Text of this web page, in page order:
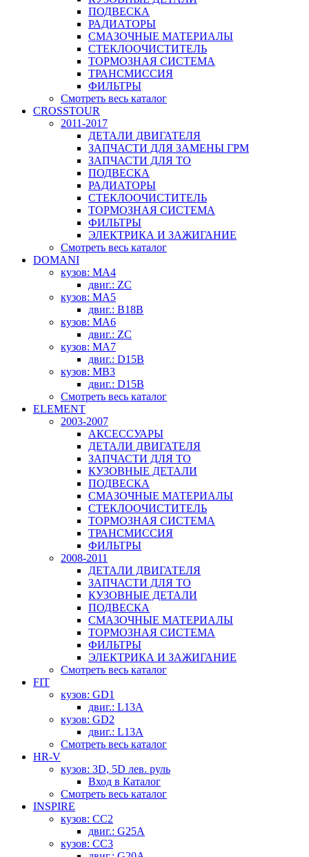
ПОДВЕСКА
РАДИАТОРЫ
СМАЗОЧНЫЕ МАТЕРИАЛЫ
СТЕКЛООЧИСТИТЕЛЬ
ТОРМОЗНАЯ СИСТЕМА
ТРАНСМИССИЯ
ФИЛЬТРЫ
Смотреть весь каталог
CROSSTOUR
2011-2017
ДЕТАЛИ ДВИГАТЕЛЯ
ЗАПЧАСТИ ДЛЯ ЗАМЕНЫ ГРМ
ЗАПЧАСТИ ДЛЯ ТО
ПОДВЕСКА
РАДИАТОРЫ
СТЕКЛООЧИСТИТЕЛЬ
ТОРМОЗНАЯ СИСТЕМА
ФИЛЬТРЫ
ЭЛЕКТРИКА И ЗАЖИГАНИЕ
Смотреть весь каталог
DOMANI
кузов: MA4
двиг.: ZC
кузов: MA5
двиг.: B18B
кузов: MA6
двиг.: ZC
кузов: MA7
двиг.: D15B
кузов: MB3
двиг.: D15B
Смотреть весь каталог
ELEMENT
2003-2007
АКСЕССУАРЫ
ДЕТАЛИ ДВИГАТЕЛЯ
ЗАПЧАСТИ ДЛЯ ТО
КУЗОВНЫЕ ДЕТАЛИ
ПОДВЕСКА
СМАЗОЧНЫЕ МАТЕРИАЛЫ
СТЕКЛООЧИСТИТЕЛЬ
ТОРМОЗНАЯ СИСТЕМА
ТРАНСМИССИЯ
ФИЛЬТРЫ
2008-2011
ДЕТАЛИ ДВИГАТЕЛЯ
ЗАПЧАСТИ ДЛЯ ТО
КУЗОВНЫЕ ДЕТАЛИ
ПОДВЕСКА
СМАЗОЧНЫЕ МАТЕРИАЛЫ
ТОРМОЗНАЯ СИСТЕМА
ФИЛЬТРЫ
ЭЛЕКТРИКА И ЗАЖИГАНИЕ
Смотреть весь каталог
FIT
кузов: GD1
двиг.: L13A
кузов: GD2
двиг.: L13A
Смотреть весь каталог
HR-V
кузов: 3D, 5D лев. руль
Вход в Каталог
Смотреть весь каталог
INSPIRE
кузов: CC2
двиг.: G25A
кузов: CC3